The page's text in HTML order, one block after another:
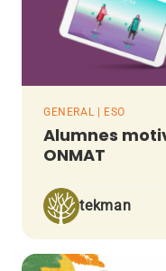
GENERAL | ESO
Alumnes
ONMAT
tekman